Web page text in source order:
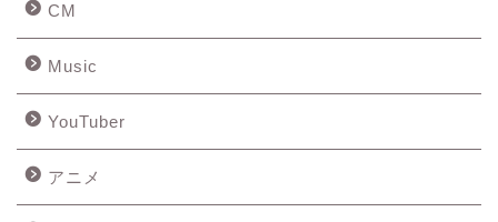
CM
Music
YouTuber
アニメ